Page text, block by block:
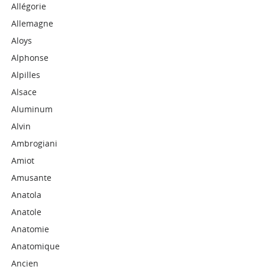
Allégorie
Allemagne
Aloys
Alphonse
Alpilles
Alsace
Aluminum
Alvin
Ambrogiani
Amiot
Amusante
Anatola
Anatole
Anatomie
Anatomique
Ancien